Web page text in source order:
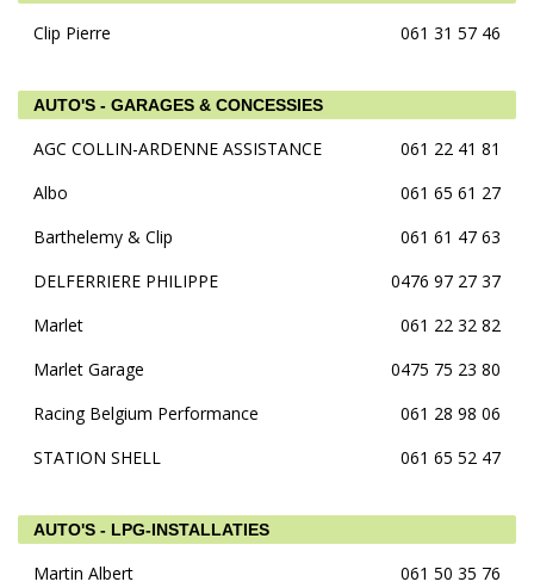
Clip Pierre 061 31 57 46
AUTO'S - GARAGES & CONCESSIES
AGC COLLIN-ARDENNE ASSISTANCE
061 22 41 81
Albo
061 65 61 27
Barthelemy & Clip
061 61 47 63
DELFERRIERE PHILIPPE
0476 97 27 37
Marlet
061 22 32 82
Marlet Garage
0475 75 23 80
Racing Belgium Performance
061 28 98 06
STATION SHELL
061 65 52 47
AUTO'S - LPG-INSTALLATIES
Martin Albert 061 50 35 76